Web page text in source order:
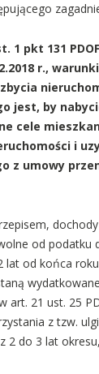
1 pkt 131
r.,
jest, by
cele
i
z umowy
od podatku
lat od końca
art. 21 ust. 25
z tzw.
2 do 3 lat